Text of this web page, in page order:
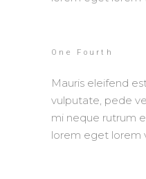
One Fourth
Mauris eleifend
vulputate, pede
mi neque rutrum
lorem eget lorem